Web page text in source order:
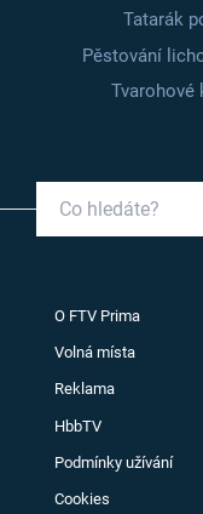
Tatarák
Pěstování
Tvarohové
O FTV Prima
Volná místa
Reklama
HbbTV
Podmínky užívání
Cookies